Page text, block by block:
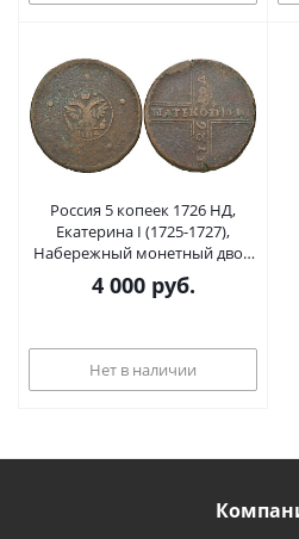
Россия 5 копеек 1726 НД,
Екатерина I (1725-1727),
Набережный монетный двор
Биткин к 262 медь 00-00
4 000руб.
Нет в наличии